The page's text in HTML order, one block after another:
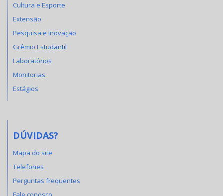
Cultura e Esporte
Extensão
Pesquisa e Inovação
Grêmio Estudantil
Laboratórios
Monitorias
Estágios
DÚVIDAS?
Mapa do site
Telefones
Perguntas frequentes